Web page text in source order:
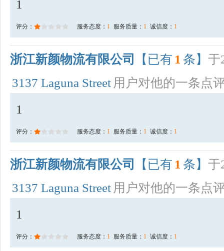
1
评分： 服务态度： 1 服务质量： 1 诚信度： 1
浙江新颜物流有限公司 【已有 1 条】 于
3137 Laguna Street 用户对他的一条点
1
评分： 服务态度： 1 服务质量： 1 诚信度： 1
浙江新颜物流有限公司 【已有 1 条】 于
3137 Laguna Street 用户对他的一条点
1
评分： 服务态度： 1 服务质量： 1 诚信度： 1